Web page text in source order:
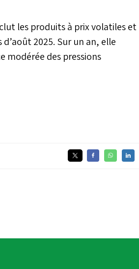
les produits à prix volatiles et
2025. Sur un an, elle
modérée des pressions